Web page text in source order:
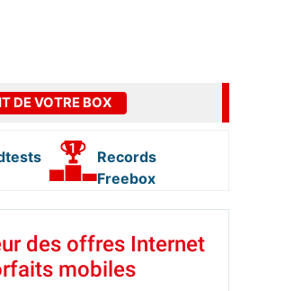
DE VOTRE BOX
Records
Freebox
des offres Internet
mobiles